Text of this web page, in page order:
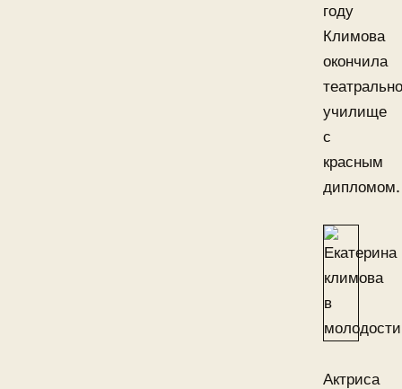
году
Климова
окончила
училище
с
красным
дипломом.
Актриса